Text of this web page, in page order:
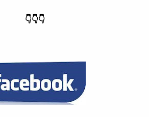
👇
👇
👇